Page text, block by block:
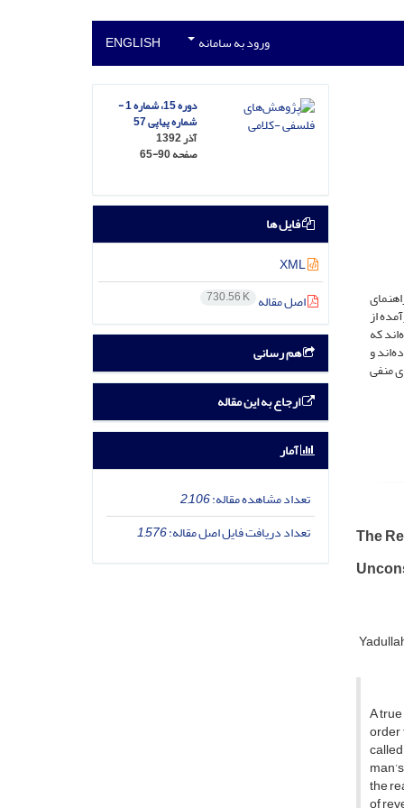
ورود به سامانه ENGLISH
از
که
و
منفی
The
A
the
دوره 15، شماره 1 -
شماره پیاپی 57
آذر 1392
صفحه65-90
فایل ها
XML
اصل مقاله 730.56 K
هم رسانی
ارجاع به این مقاله
آمار
تعداد مشاهده مقاله:2,106
تعداد دریافت فایل اصل مقاله:1,576